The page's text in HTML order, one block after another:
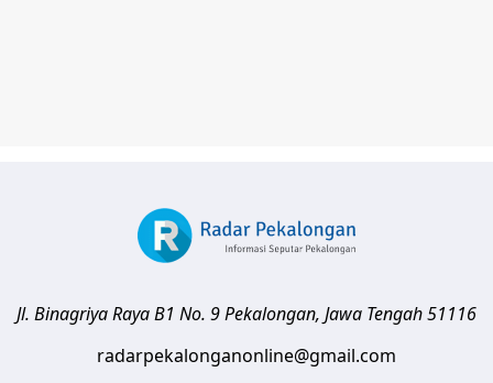
Jl. Binagriya Raya B1 No. 9Pekalongan, Jawa Tengah51116
radarpekalonganonline@gmail.com